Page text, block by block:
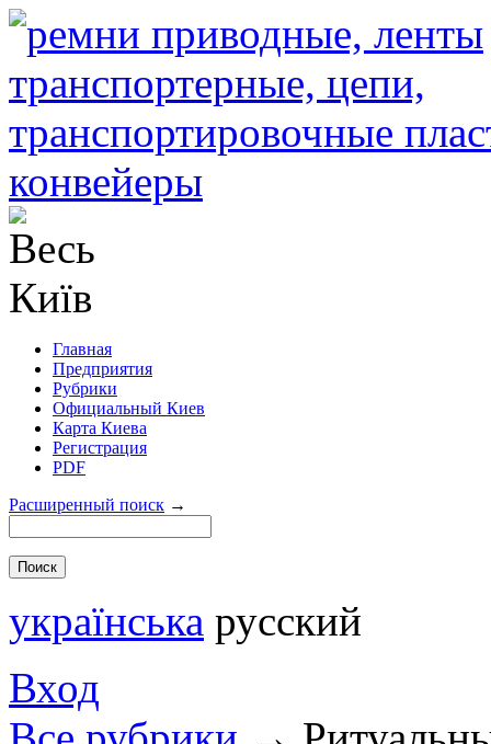
Главная
Предприятия
Рубрики
Официальный Киев
Карта Киева
Регистрация
PDF
Расширенный поиск →
українська русский
Вход